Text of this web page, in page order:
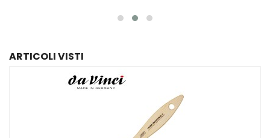
ARTICOLI VISTI